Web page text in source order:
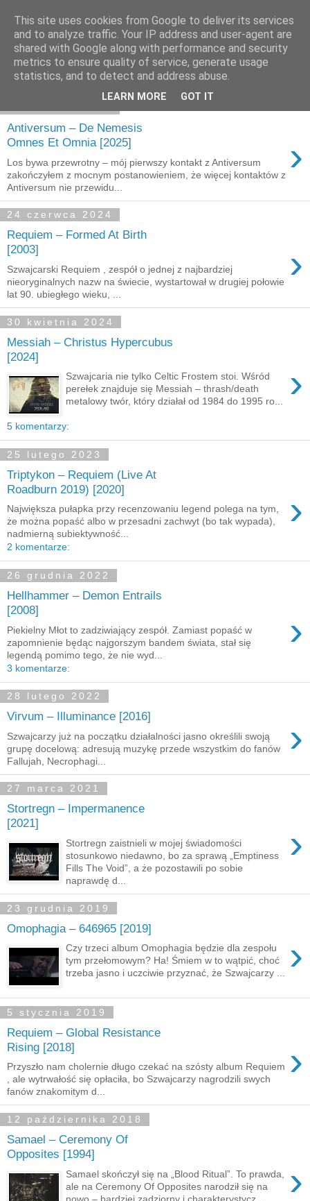
Pokazywanie postów oznaczonych etykietąSzwajcaria
Pokaż wszystkie posty
Antiversum – De Nemesis
Omnes Et Omnia [2025]
›
Los bywa przewrotny – mój pierwszy kontakt z Antiversum
zakończyłem z mocnym postanowieniem, że więcej kontaktów z
Antiversum nie przewidu...
24 czerwca 2024
Requiem – Formed At Birth
[2003]
›
Szwajcarski Requiem , zespół o jednej z najbardziej
nieoryginalnych nazw na świecie, wystartował w drugiej połowie
lat 90. ubiegłego wieku, ...
30 kwietnia 2024
Messiah – Christus Hypercubus
[2024]
›
Szwajcaria nie tylko Celtic Frostem stoi. Wśród
perełek znajduje się Messiah – thrash/death
metalowy twór, który działał od 1984 do 1995 ro...
5 komentarzy:
25 lutego 2023
Triptykon – Requiem (Live At
Roadburn 2019) [2020]
›
Największa pułapka przy recenzowaniu legend polega na tym,
że można popaść albo w przesadni zachwyt (bo tak wypada),
nadmierną subiektywność...
2 komentarze:
26 grudnia 2022
Hellhammer – Demon Entrails
[2008]
›
Piekielny Młot to zadziwiający zespół. Zamiast popaść w
zapomnienie będąc najgorszym bandem świata, stał się
legendą pomimo tego, że nie wyd...
3 komentarze:
28 lutego 2022
Virvum – Illuminance [2016] ›
Szwajcarzy już na początku działalności jasno określili swoją
grupę docelową: adresują muzykę przede wszystkim do fanów
Fallujah, Necrophagi...
27 marca 2021
Stortregn – Impermanence
[2021]
›
Stortregn zaistnieli w mojej świadomości
stosunkowo niedawno, bo za sprawą „Emptiness
Fills The Void”, a że pozostawili po sobie
naprawdę d...
23 grudnia 2019
Omophagia – 646965 [2019]
›
Czy trzeci album Omophagia będzie dla zespołu
tym przełomowym? Ha! Śmiem w to wątpić, choć
trzeba jasno i uczciwie przyznać, że Szwajcarzy ...
5 stycznia 2019
Requiem – Global Resistance
Rising [2018]
›
Przyszło nam cholernie długo czekać na szósty album Requiem
, ale wytrwałość się opłaciła, bo Szwajcarzy nagrodzili swych
fanów znakomitym d...
12 października 2018
Samael – Ceremony Of
Opposites [1994]
›
Samael skończył się na „Blood Ritual”. To prawda,
ale na Ceremony Of Opposites narodził się na
nowo – bardziej zadziorny i charakterystycz...
This site uses cookies from Google to deliver its services
and to analyze traffic. Your IP address and user-agent are
shared with Google along with performance and security
metrics to ensure quality of service, generate usage
statistics, and to detect and address abuse.
LEARN MORE GOT IT